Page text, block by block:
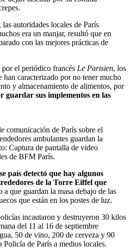
autoridades locales de París
era un manjar, resultó que en
con las mejores prácticas de
el periódico francés Le Parisien, los
han caracterizado por no tener mucho
y almacenamiento de alimentos, por
guardar sus implementos en las
comunicación de París sobre el
ambulantes guardan la
Captura de pantalla de video
de BFM París.
país detectó que hay algunos
de la Torre Eiffel que
a que guardan la masa debajo de las
que están en los postes de luz.
incautaron y destruyeron 30 kilos
del 11 al 16 de septiembre
50 de vino, 200 de cerveza y 90
de París a medios locales.